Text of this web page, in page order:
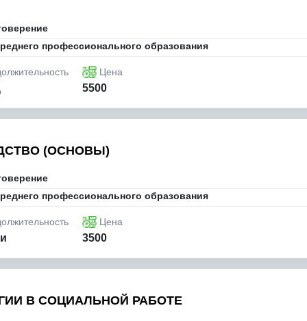
профессионального образования
Цена
5500
(ОСНОВЫ)
профессионального образования
Цена
3500
В СОЦИАЛЬНОЙ РАБОТЕ